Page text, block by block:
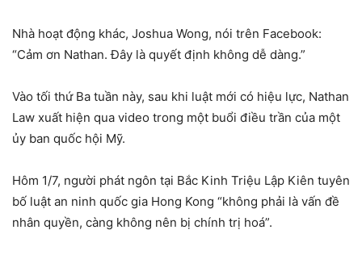
Nhà hoạt động khác, Joshua Wong, nói trên Facebook:
“Cảm ơn Nathan. Đây là quyết định không dễ dàng.”
Vào tối thứ Ba tuần này, sau khi luật mới có hiệu lực, Nathan
Law xuất hiện qua video trong một buổi điều trần của một
ủy ban quốc hội Mỹ.
Hôm 1/7, người phát ngôn tại Bắc Kinh Triệu Lập Kiên tuyên
bố luật an ninh quốc gia Hong Kong “không phải là vấn đề
nhân quyền, càng không nên bị chính trị hoá”.